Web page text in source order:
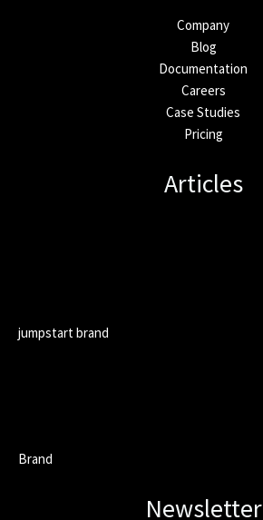
Company
Blog
Documentation
Careers
Case Studies
Pricing
Articles
jumpstart brand
Brand
Newsletter